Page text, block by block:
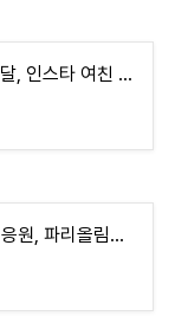
펜싱 오상욱 준결승 결승 메달, 인스타 여친 랭킹 나이 일정 (2024 파리 올림픽)
수영 김우민 400m 금메달 응원, 파리올림픽 일정 결승 (200m, 800m)